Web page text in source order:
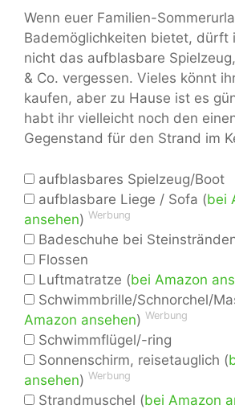
Wenn euer Familien-
Bademöglichkeiten bietet, dürft
nicht das aufblasbare
& Co. vergessen. Vieles könnt
kaufen, aber zu Hause ist es
habt ihr vielleicht noch den
Gegenstand für den Strand im
aufblasbares Spielzeug/Boot
aufblasbare Liege / Sofa (bei
ansehen) Werbung
Badeschuhe bei
Flossen
Luftmatratze (bei Amazon
Schwimmbrille/Schnorchel/
Amazon ansehen) Werbung
Schwimmflügel/-ring
Sonnenschirm, reisetauglich (
ansehen) Werbung
Strandmuschel (bei Amazon